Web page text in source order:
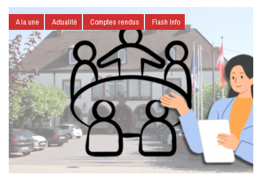
A la une Actualité Comptes rendus Flash Info